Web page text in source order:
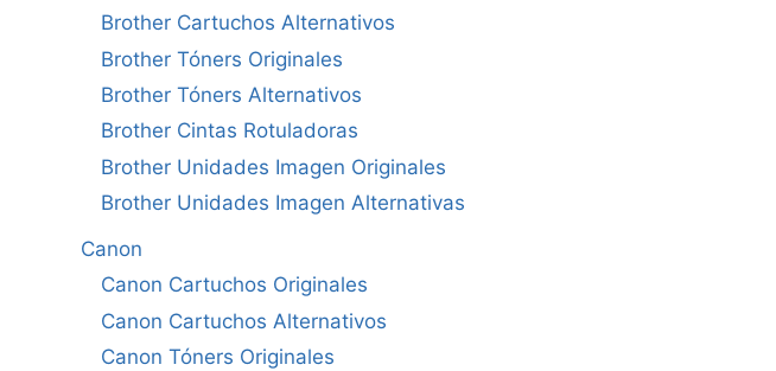
Brother Cartuchos Alternativos
Brother Tóners Originales
Brother Tóners Alternativos
Brother Cintas Rotuladoras
Brother Unidades Imagen Originales
Brother Unidades Imagen Alternativas
Canon
Canon Cartuchos Originales
Canon Cartuchos Alternativos
Canon Tóners Originales